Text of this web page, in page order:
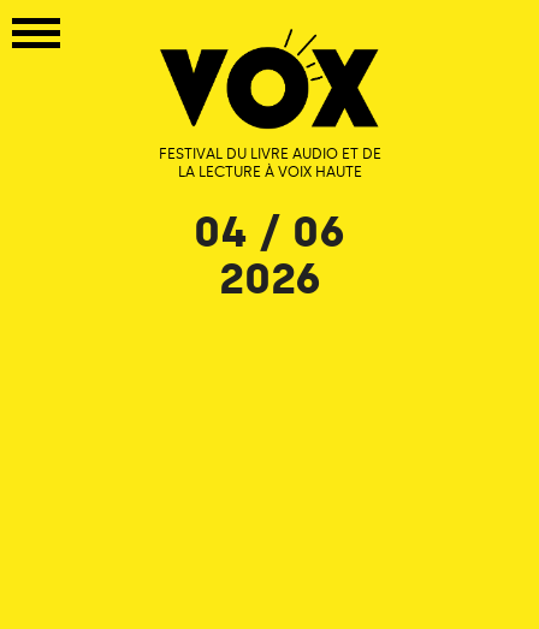
FESTIVAL DU LIVRE AUDIO ET DE
LA LECTURE À VOIX HAUTE
04 / 06
2026